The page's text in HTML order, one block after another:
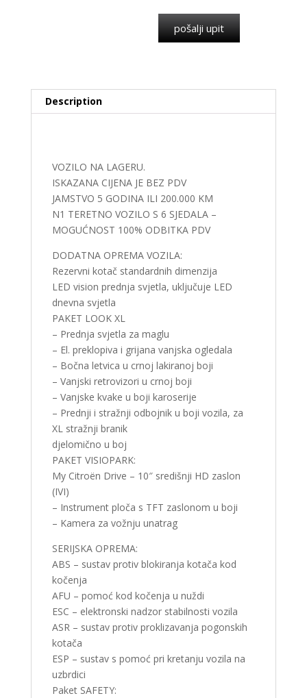
pošalji upit
Description
VOZILO NA LAGERU.
ISKAZANA CIJENA JE BEZ PDV
JAMSTVO 5 GODINA ILI 200.000 KM
N1 TERETNO VOZILO S 6 SJEDALA –
MOGUĆNOST 100% ODBITKA PDV
DODATNA OPREMA VOZILA:
Rezervni kotač standardnih dimenzija
LED vision prednja svjetla, uključuje LED
dnevna svjetla
PAKET LOOK XL
– Prednja svjetla za maglu
– El. preklopiva i grijana vanjska ogledala
– Bočna letvica u crnoj lakiranoj boji
– Vanjski retrovizori u crnoj boji
– Vanjske kvake u boji karoserije
– Prednji i stražnji odbojnik u boji vozila, za
XL stražnji branik
djelomično u boj
PAKET VISIOPARK:
My Citroën Drive – 10″ središnji HD zaslon
(IVI)
– Instrument ploča s TFT zaslonom u boji
– Kamera za vožnju unatrag
SERIJSKA OPREMA:
ABS – sustav protiv blokiranja kotača kod
kočenja
AFU – pomoć kod kočenja u nuždi
ESC – elektronski nadzor stabilnosti vozila
ASR – sustav protiv proklizavanja pogonskih
kotača
ESP – sustav s pomoć pri kretanju vozila na
uzbrdici
Paket SAFETY: